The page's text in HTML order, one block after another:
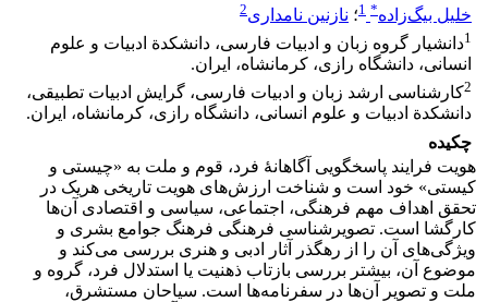
خلیل بیگ‌زاده*
1؛ نازنین نامداری2
1دانشیار گروه زبان و ادبیات فارسی، دانشکدة ادبیات و علوم
انسانی، دانشگاه رازی، کرمانشاه، ایران.
2کارشناسی ارشد زبان و ادبیات فارسی، گرایش ادبیات تطبیقی،
دانشکدة ادبیات و علوم انسانی، دانشگاه رازی، کرمانشاه، ایران.
چکیده
هویت فرایند پاسخگویی آگاهانۀ فرد، قوم و ملت به «چیستی و
کیستی» خود است و شناخت ارزش‌های هویت تاریخی هریک در
تحقق اهداف مهم فرهنگی، اجتماعی، سیاسی و اقتصادی آن‌ها
کارگشا است. تصویرشناسی فرهنگی فرهنگ جوامع بشری و
ویژگی‌های آن را از رهگذر آثار ادبی و هنری بررسی می‌کند و
موضوع آن، بیشتر بررسی بازتاب ذهنیت یا استدلال فرد، گروه و
ملت و تصویر آن‌ها در سفرنامه‌ها است. سیاحان مستشرق،